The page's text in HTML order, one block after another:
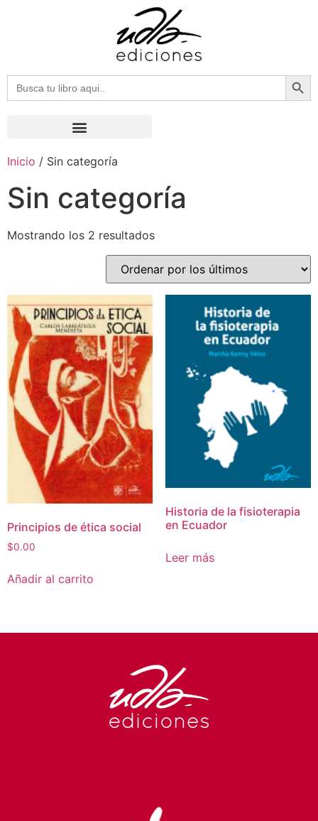
Buscar:
Inicio / Sin categoría
Sin categoría
Mostrando los 2 resultados
Principios de ética social
$0.00
Añadir al carrito
Historia de la fisioterapia
en Ecuador
Leer más